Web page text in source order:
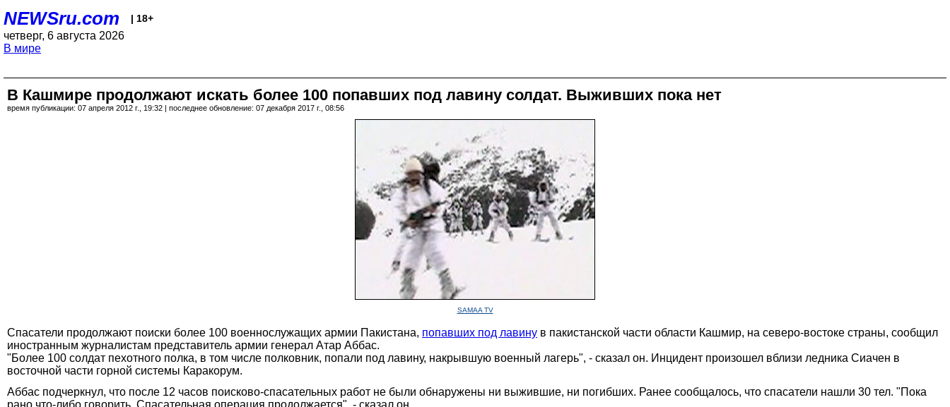
NEWSru.com | 18+
четверг, 6 августа 2026
В мире
В Кашмире продолжают искать более 100 попавших под лавину солдат. Выживших пока нет
время публикации: 07 апреля 2012 г., 19:32 | последнее обновление: 07 декабря 2017 г., 08:56
SAMAA TV
Спасатели продолжают поиски более 100 военнослужащих армии Пакистана, попавших под лавину в пакистанской части области Кашмир, на северо-востоке страны, сообщил
иностранным журналистам представитель армии генерал Атар Аббас.
"Более 100 солдат пехотного полка, в том числе полковник, попали под лавину, накрывшую военный лагерь", - сказал он. Инцидент произошел вблизи ледника Сиачен в
восточной части горной системы Каракорум.
Аббас подчеркнул, что после 12 часов поисково-спасательных работ не были обнаружены ни выжившие, ни погибших. Ранее сообщалось, что спасатели нашли 30 тел. "Пока
рано что-либо говорить. Спасательная операция продолжается", - сказал он.